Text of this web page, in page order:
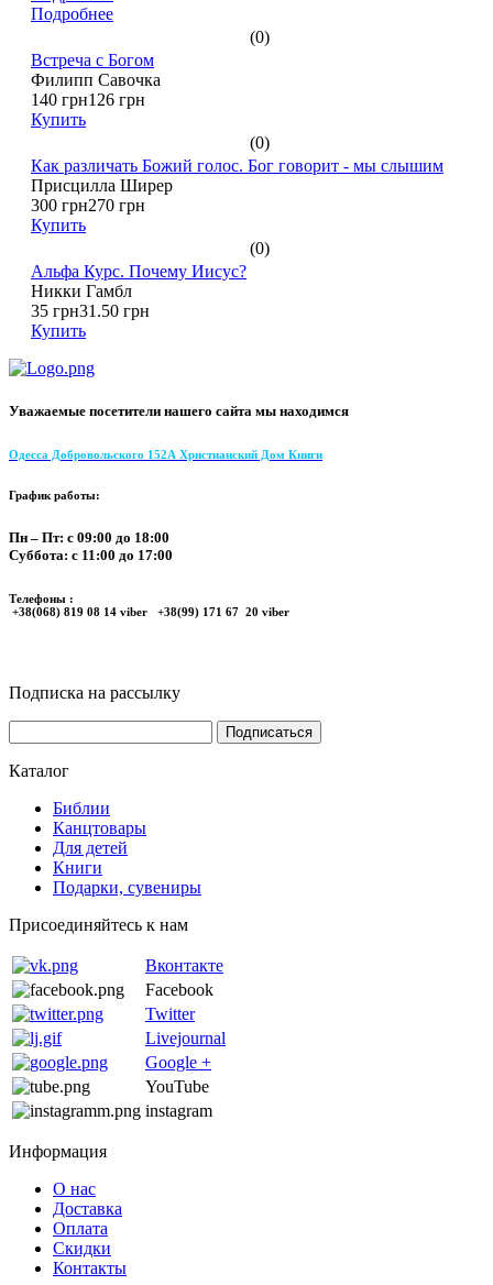
Подробнее
(0)
Встреча с Богом
Филипп Савочка
140 грн126 грн
Купить
(0)
Как различать Божий голос. Бог говорит - мы слышим
Присцилла Ширер
300 грн270 грн
Купить
(0)
Альфа Курс. Почему Иисус?
Никки Гамбл
35 грн31.50 грн
Купить
Уважаемые посетители нашего сайта мы находимся
Одесса Добровольского 152А Христианский Дом Книги
График работы:
Пн – Пт: с 09:00 до 18:00
Суббота: с 11:00 до 17:00
Телефоны :
+38(068) 819 08 14 viber +38(99) 171 67 20 viber
Подписка на рассылку
Каталог
Библии
Канцтовары
Для детей
Книги
Подарки, сувениры
Присоединяйтесь к нам
Вконтакте
Facebook
Twitter
Livejournal
Google +
YouTube
instagram
Информация
О нас
Доставка
Оплата
Скидки
Контакты